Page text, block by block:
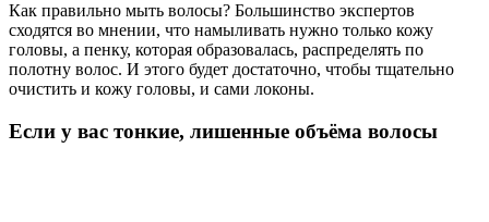
Как правильно мыть волосы? Большинство экспертов
сходятся во мнении, что намыливать нужно только кожу
головы, а пенку, которая образовалась, распределять по
полотну волос. И этого будет достаточно, чтобы тщательно
очистить и кожу головы, и сами локоны.
Если у вас тонкие, лишенные объёма волосы